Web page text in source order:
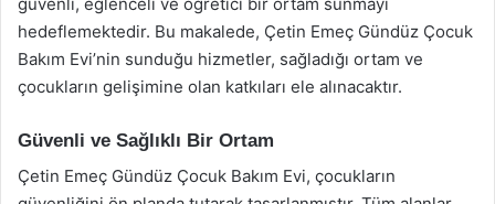
hedeflemektedir. Bu makalede, Çetin Emeç Gündüz Çocuk
Bakım Evi’nin sunduğu hizmetler, sağladığı ortam ve
çocukların gelişimine olan katkıları ele alınacaktır.
Güvenli ve Sağlıklı Bir Ortam
Çetin Emeç Gündüz Çocuk Bakım Evi, çocukların